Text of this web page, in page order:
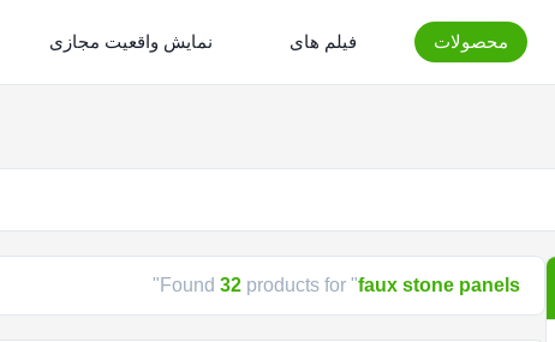
محصولات فیلم های نمایش واقعیت مجازی
Found 32 products for "faux stone panels
"